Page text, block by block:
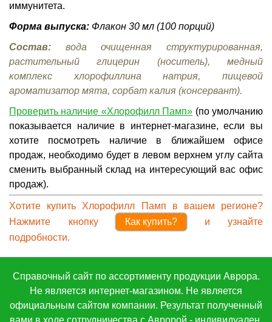
иммунитета.
Форма выпуска: Флакон 30 мл (100 порций)
Состав: вода очищенная структурированная,
растительный глицерин (носитель), медный
комплекс хлорофиллина натрия, пищевой
ароматизатор мята, сорбат калия (консервант).
Проверить наличие «Хлорофилл Памп» (по умолчанию
показывается наличие в интернет-магазине, если вы
хотите посмотреть наличие в ближайшем офисе
продаж, необходимо будет в левом верхнем углу сайта
сменить выбранный склад на интересующий вас офис
продаж).
Хотите купить Хлорофилл Памп в вашем регионе?
Нажмите кнопку
Как купить?
и узнайте
подробности.
Справочный сайт по ассортименту продукции Аврора.
Не является интернет-магазином. Не является
официальным сайтом компании. Результат полученный
вами в ходе сотрудничества с Авророй - индивидуален.